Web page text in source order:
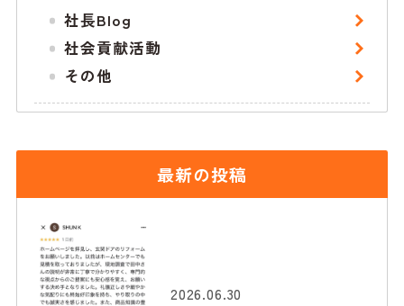
社長Blog
社会貢献活動
その他
最新の投稿
2026.06.30